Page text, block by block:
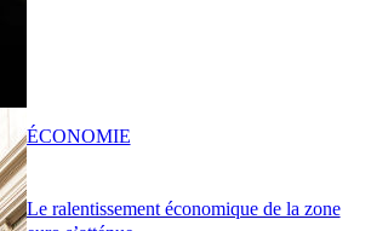
Le ralentissement économique de la zone
ÉCONOMIE